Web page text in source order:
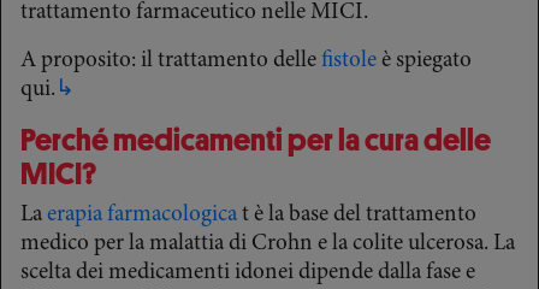
trattamento farmaceutico nelle MICI.
A proposito: il trattamento delle fistole è spiegato
qui. ↳
Perché medicamenti per la cura delle
MICI?
La erapia farmacologica t è la base del trattamento
medico per la malattia di Crohn e la colite ulcerosa. La
scelta dei medicamenti idonei dipende dalla fase e